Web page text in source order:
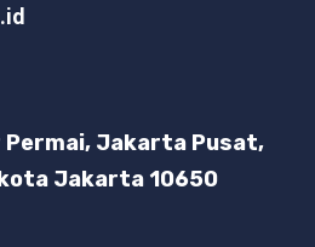
Permai, Jakarta Pusat,
Jakarta 10650